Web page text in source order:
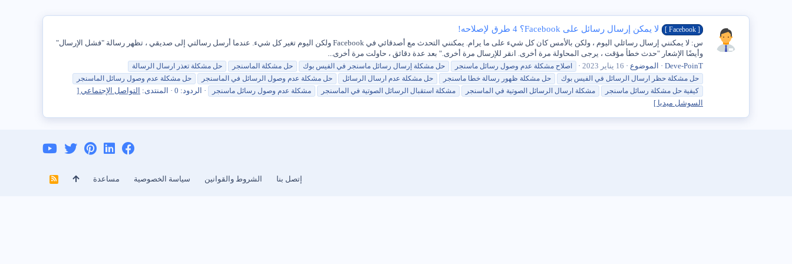
[ Facebook‎‏ ] لا يمكن إرسال رسائل على Facebook؟ 4 طرق لإصلاحه!
س: لا يمكنني إرسال رسائلي اليوم ، ولكن بالأمس كان كل شيء على ما يرام. يمكنني التحدث مع أصدقائي في Facebook ولكن اليوم تغير كل شيء. عندما أرسل رسالتي إلى صديقي ، تظهر رسالة "فشل الإرسال"
وأيضًا الإشعار "حدث خطأ مؤقت ، يرجى المحاولة مرة أخرى. انقر للإرسال مرة أخرى." بعد عدة دقائق ، حاولت مرة أخرى...
Deve-PoinT
الموضوع 16 يناير 2023 اصلاح مشكلة عدم وصول رسائل ماسنجر حل مشكلة إرسال رسائل ماسنجر في الفيس بوك حل مشكلة الماسنجر حل مشكلة تعذر ارسال الرسالة
حل مشكلة حظر ارسال الرسائل في الفيس بوك حل مشكلة ظهور رسالة خطا ماسنجر حل مشكلة عدم ارسال الرسائل حل مشكلة عدم وصول الرسائل في الماسنجر حل مشكلة عدم وصول رسائل الماسنجر
كيفية حل مشكلة رسائل ماسنجر مشكلة ارسال الرسائل الصوتية في الماسنجر مشكلة استقبال الرسائل الصوتية في الماسنجر مشكلة عدم وصول رسائل ماسنجر الردود: 0 المنتدى: التواصل الإجتماعي [
السوشل ميديا ]
إتصل بنا الشروط والقوانين سياسة الخصوصية مساعدة
R